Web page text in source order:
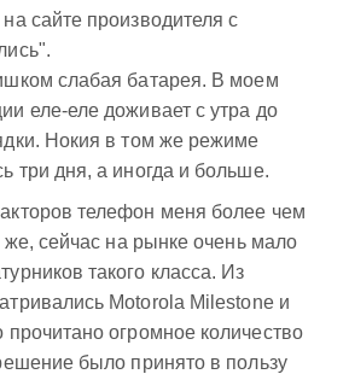
сайте производителя с
слабая батарея. В моем
еле-еле доживает с утра до
Нокия в том же режиме
три дня, а иногда и больше.
телефон меня более чем
же, сейчас на рынке очень мало
такого класса. Из
Motorola Milestone и
огромное количество
было принято в пользу